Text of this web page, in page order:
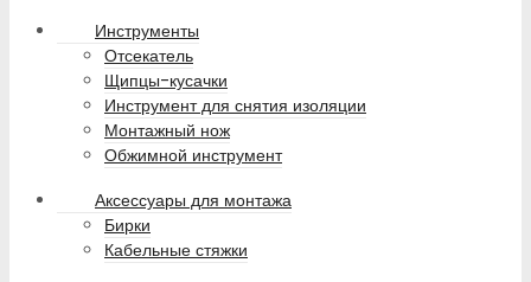
Инструменты
Отсекатель
Щипцы-кусачки
Инструмент для снятия изоляции
Монтажный нож
Обжимной инструмент
Аксессуары для монтажа
Бирки
Кабельные стяжки